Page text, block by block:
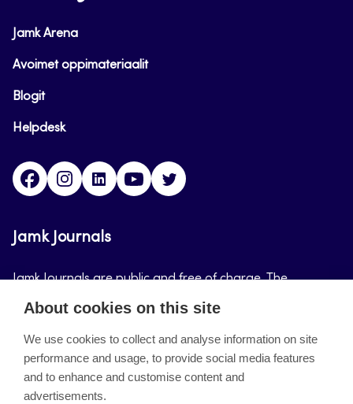
Jamk Arena
Avoimet oppimateriaalit
Blogit
Helpdesk
FacebookInstagram
LinkedInYoutube
Jamk Journals
Jamk Journals are public and free of charge. The
purpose of Jamk Journals is to support teaching and
About the site
About cookies on this site
We use cookies to collect and analyse information on site
performance and usage, to provide social media features
and to enhance and customise content and
advertisements.